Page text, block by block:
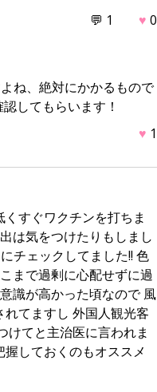
💬 1 ♥ 0
ね、絶対にかかるもので
してもらいます！
♥ 1
すぐワクチンを打ちま
は気をつけたりもしまし
チェックしてました!! 色
まで過剰に心配せずに過
識が高かった頃なので 風
てますし 外国人観光客
けてと主治医に言われま
しておくのもオススメ